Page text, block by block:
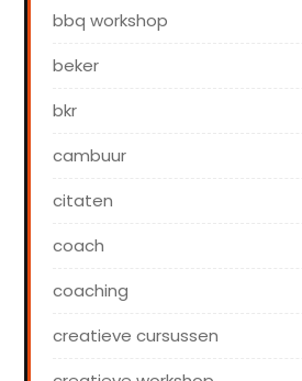
bbq workshop
beker
bkr
cambuur
citaten
coach
coaching
creatieve cursussen